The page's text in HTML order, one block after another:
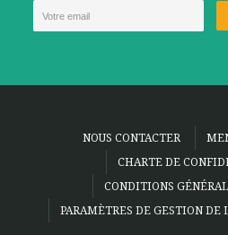
NOUS CONTACTER
CHARTE DE
CONDITIONS
PARAMÈTRES DE GESTION